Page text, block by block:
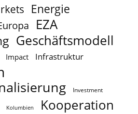
Energie
EZA
Geschäftsmodell
Impact Infrastruktur
Investment
Kolumbien Kooperation